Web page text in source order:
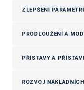
ZLEPŠENÍ
PRODLOUŽENÍ A
PŘÍSTAVY A
ROZVOJ